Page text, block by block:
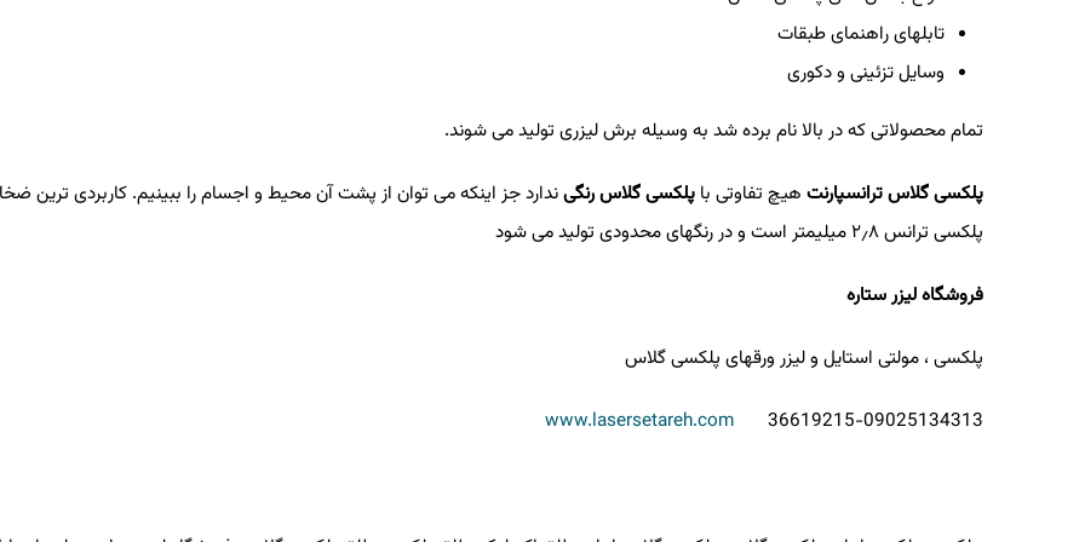
تابلهای راهنمای طبقات
وسایل تزئینی و دکوری
تمام محصولاتی که در بالا نام برده شد به وسیله برش لیزری تولید می شوند.
پلکسی گلاس ترانسپارنت هیچ تفاوتی با پلکسی گلاس رنگیندارد جز اینکه می توان از پشت آن محیط و اجسام را ببینیم. کاربردی ترین
پلکسی ترانس
۲٫۸ میلیمتر است و در رنگهای محدودی تولید می شود
فروشگاه لیزر ستاره
پلکسی ، مولتی استایل و لیزر ورقهای پلکسی گلاس
36619215-09025134313
www.lasersetareh.com